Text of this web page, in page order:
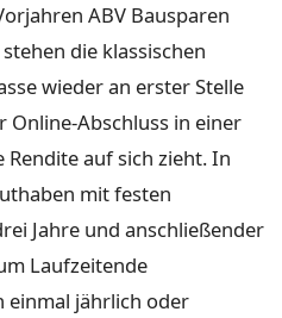
ABV Bausparen
die klassischen
wieder an erster Stelle
Abschluss in einer
Rendite auf sich zieht. In
mit festen
Jahre und anschließender
Laufzeitende
einmal jährlich oder